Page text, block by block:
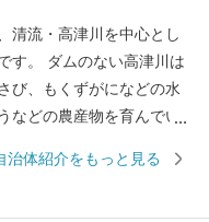
清流・高津川を中心とし
す。 ダムのない高津川は
び、もくずがになどの水
などの農産物を育んでい
今も残る文化のまちとし
治体紹介をもっと見る